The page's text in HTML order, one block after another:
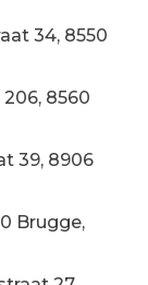
34, 8550
8560
39, 8906
Brugge,